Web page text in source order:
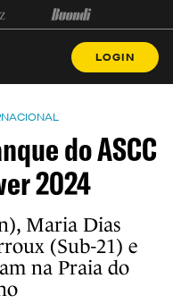
LOGIN
do ASCC
2024
Maria Dias
(Sub-21) e
na Praia do